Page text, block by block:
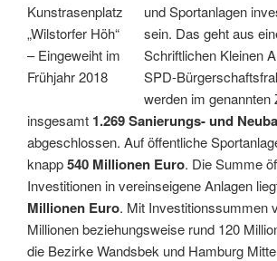
Kunstrasenplatz
„Wilstorfer Höh“
– Eingeweiht im
Frühjahr 2018
und Sportanlagen
sein. Das geht aus
Schriftlichen Kleinen
SPD-
werden im genannten
insgesamt 1.269 Sanierungs- und
abgeschlossen. Auf öffentliche
knapp540 Millionen Euro. Die Summe
Investitionen in vereinseigene Anlagen
Millionen Euro. Mit Investitionssummen
Millionen beziehungsweise rund 120
die Bezirke Wandsbek und Hamburg